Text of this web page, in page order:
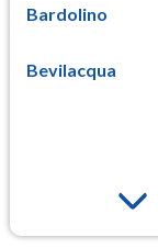
Bardolino
Bevilacqua